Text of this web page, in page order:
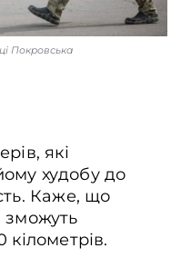
Покровська
які
худобу до
Каже, що
зможуть
кілометрів.